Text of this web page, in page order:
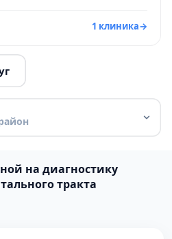
1 клиника→
на диагностику
тракта